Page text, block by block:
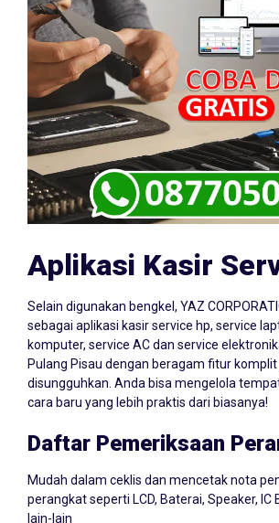
Aplikasi Kasir
Selain digunakan bengkel, YAZ
sebagai aplikasi kasir service hp, service
komputer, service AC dan service
Pulang Pisau dengan beragam fitur komplit
disungguhkan. Anda bisa mengelola
cara baru yang lebih praktis dari biasanya!
Daftar Pemeriksaan
Mudah dalam ceklis dan mencetak nota
perangkat seperti LCD, Baterai, Speaker, IC
lain-lain